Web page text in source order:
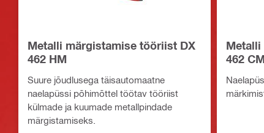
Metalli märgistamise tööriist DX
462 HM
Suure jõudlusega täisautomaatne
naelapüssi põhimõttel töötav tööriist
külmade ja kuumade metallpindade
märgistamiseks.
462 CM